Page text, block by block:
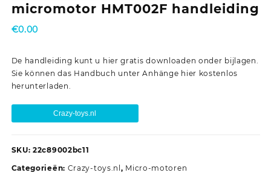
micromotor HMT002F handleiding
€0.00
De handleiding kunt u hier gratis downloaden onder bijlagen.
Sie können das Handbuch unter Anhänge hier kostenlos
herunterladen.
Crazy-toys.nl
SKU: 22c89002bc11
Categorieën: Crazy-toys.nl, Micro-motoren